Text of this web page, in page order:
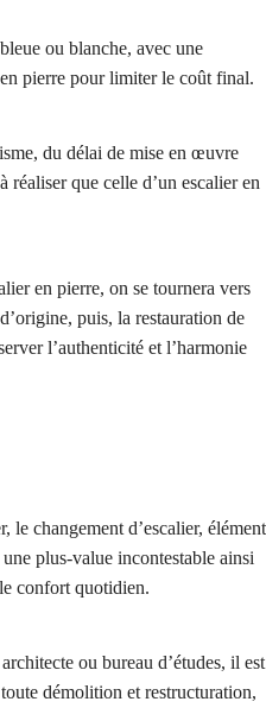
ou blanche, avec une
pierre pour limiter le coût final.
du délai de mise en œuvre
réaliser que celle d’un escalier en
en pierre, on se tournera vers
puis, la restauration de
l’authenticité et l’harmonie
le changement d’escalier, élément
plus-value incontestable ainsi
confort quotidien.
ou bureau d’études, il est
démolition et restructuration,